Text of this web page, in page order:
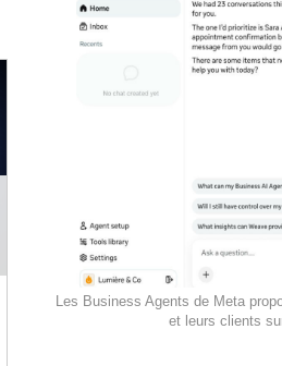
Les Business Agents de Meta
et leurs clients